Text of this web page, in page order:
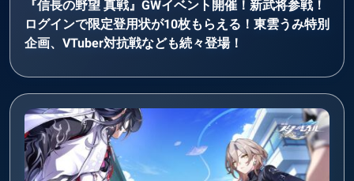
『信長の野望 真戦』GWイベント開催！新武将参戦！
ログインで限定登用状が10枚もらえる！東雲うみ特別
企画、VTuber対抗戦なども続々登場！